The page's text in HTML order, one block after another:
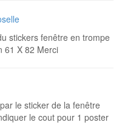
stickers fenêtre en trompe
61 X 82 Merci
le sticker de la fenêtre
le cout pour 1 poster